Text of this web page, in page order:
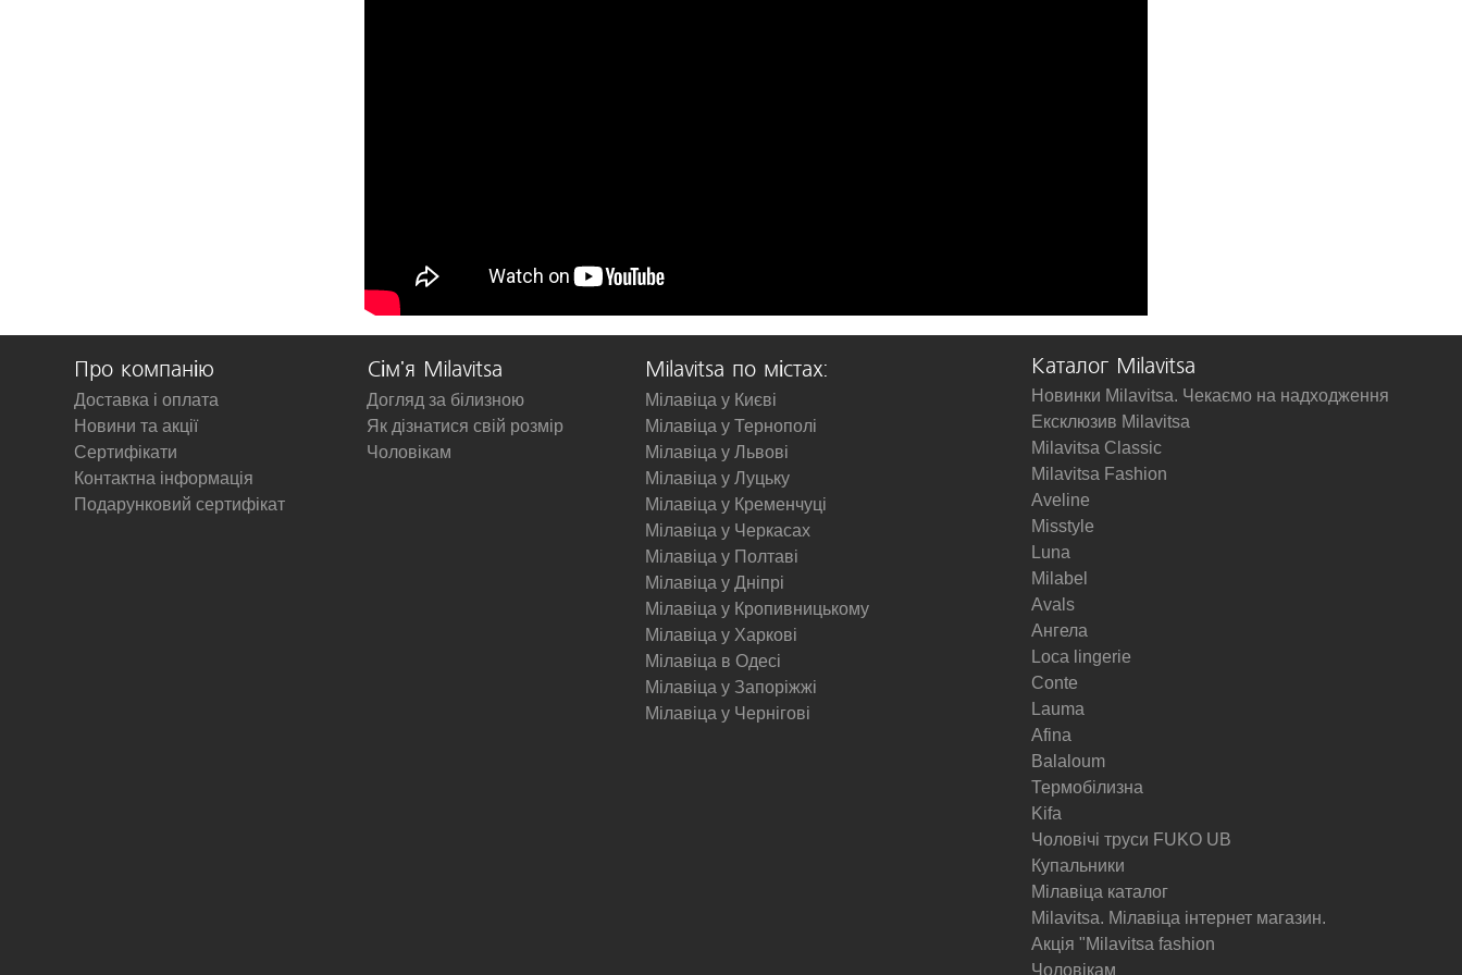
Про компанію
Доставка і оплата
Новини та акції
Сертифікати
Контактна інформація
Подарунковий сертифікат
Сім'я Milavitsa
Догляд за білизною
Як дізнатися свій розмір
Чоловікам
Milavitsa по містах:
Мілавіца у Києві
Мілавіца у Тернополі
Мілавіца у Львові
Мілавіца у Луцьку
Мілавіца у Кременчуці
Мілавіца у Черкасах
Мілавіца у Полтаві
Мілавіца у Дніпрі
Мілавіца у Кропивницькому
Мілавіца у Харкові
Мілавіца в Одесі
Мілавіца у Запоріжжі
Мілавіца у Чернігові
Каталог Milavitsa
Новинки Milavitsa. Чекаємо на надходження
Ексклюзив Milavitsa
Milavitsa Classic
Milavitsa Fashion
Aveline
Misstyle
Luna
Milabel
Avals
Ангела
Loca lingerie
Conte
Lauma
Afina
Balaloum
Термобілизна
Kifa
Чоловічі труси FUKO UB
Купальники
Мілавіца каталог
Milavitsa. Мілавіца інтернет магазин.
Акція "Milavitsa fashion
Чоловікам